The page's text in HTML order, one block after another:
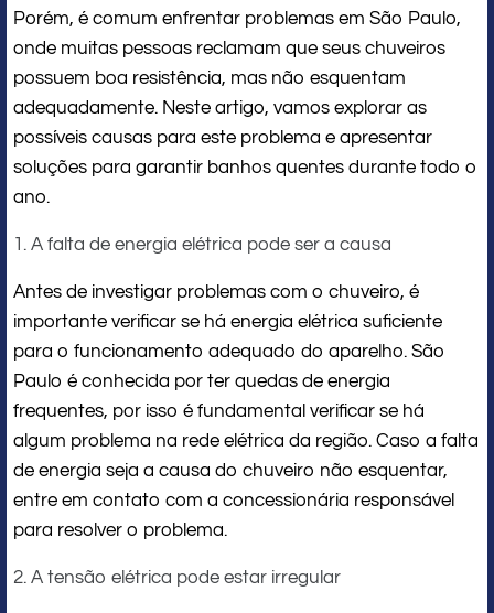
Porém, é comum enfrentar problemas em São Paulo,
onde muitas pessoas reclamam que seus chuveiros
possuem boa resistência, mas não esquentam
adequadamente. Neste artigo, vamos explorar as
possíveis causas para este problema e apresentar
soluções para garantir banhos quentes durante todo o
ano.
1. A falta de energia elétrica pode ser a causa
Antes de investigar problemas com o chuveiro, é
importante verificar se há energia elétrica suficiente
para o funcionamento adequado do aparelho. São
Paulo é conhecida por ter quedas de energia
frequentes, por isso é fundamental verificar se há
algum problema na rede elétrica da região. Caso a falta
de energia seja a causa do chuveiro não esquentar,
entre em contato com a concessionária responsável
para resolver o problema.
2. A tensão elétrica pode estar irregular